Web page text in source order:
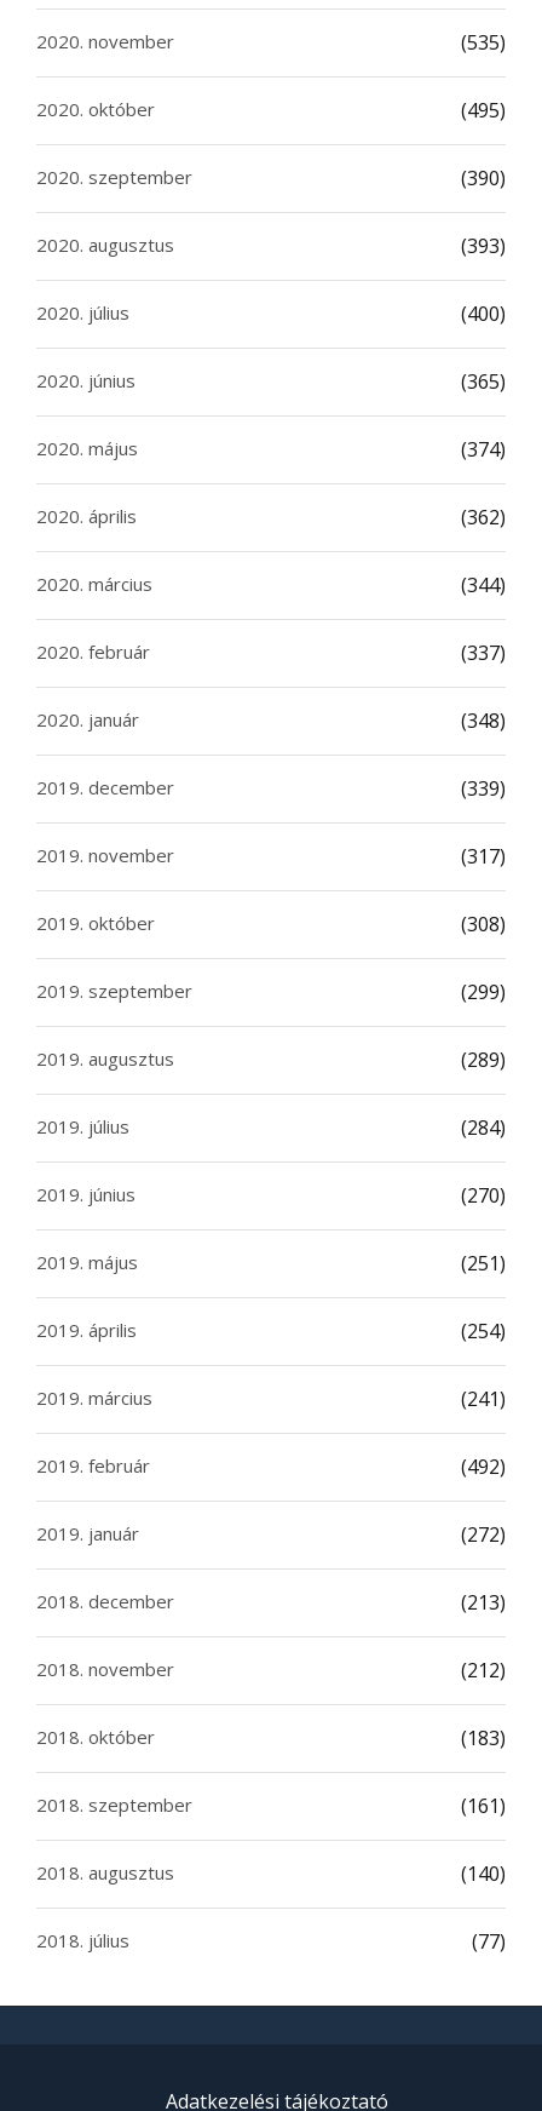
2020. november (535)
2020. október (495)
2020. szeptember (390)
2020. augusztus (393)
2020. július (400)
2020. június (365)
2020. május (374)
2020. április (362)
2020. március (344)
2020. február (337)
2020. január (348)
2019. december (339)
2019. november (317)
2019. október (308)
2019. szeptember (299)
2019. augusztus (289)
2019. július (284)
2019. június (270)
2019. május (251)
2019. április (254)
2019. március (241)
2019. február (492)
2019. január (272)
2018. december (213)
2018. november (212)
2018. október (183)
2018. szeptember (161)
2018. augusztus (140)
2018. július (77)
Adatkezelési tájékoztató